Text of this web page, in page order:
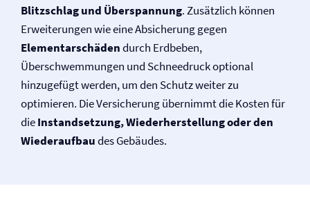
Blitzschlag und Überspannung. Zusätzlich können
Erweiterungen wie eine Absicherung gegen
Elementarschädendurch Erdbeben,
Überschwemmungen und Schneedruck optional
hinzugefügt werden, um den Schutz weiter zu
optimieren. Die Versicherung übernimmt die Kosten für
dieInstandsetzung, Wiederherstellung oder den
Wiederaufbaudes Gebäudes.